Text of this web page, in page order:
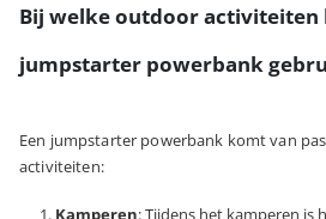
Bij welke outdoor activiteiten
jumpstarter powerbank
Een jumpstarter powerbank komt van
activiteiten:
Kamperen: Tijdens het kamperen is